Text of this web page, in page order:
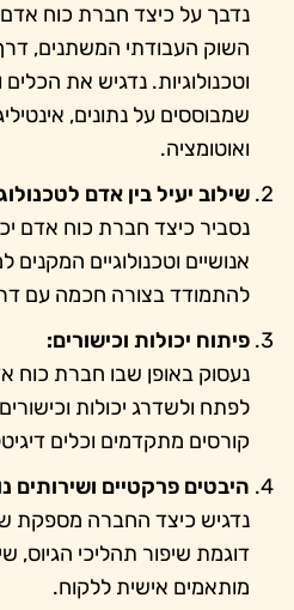
נדבך על כיצד חברת כוח
השוק העבודתי המשתנים, דרך
וטכנולוגיות. נדגיש את
שמבוססים על נתונים,
ואוטומציה.
שילוב יעיל בין אדם
נסביר כיצד חברת כוח אדם
אנושיים וטכנולוגיים המקנים
להתמודד בצורה חכמה עם
פיתוח יכולות וכישורים:
נעסוק באופן שבו חברת כוח
לפתח ולשדרג יכולות
קורסים מתקדמים וכלים
היבטים פרקטיים ושירותים
נדגיש כיצד החברה מספקת
דוגמת שיפור תהליכי הגיוס,
מותאמים אישית ללקוח.